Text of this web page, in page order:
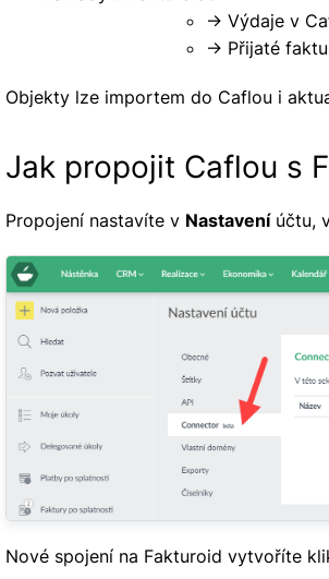
-> Výdaje v
-> Přijaté
Objekty lze importem do Caflou i
Jak propojit Caflou s
Propojení nastavíte v Nastaveníúčtu,
Nové spojení na Fakturoid vytvoříte